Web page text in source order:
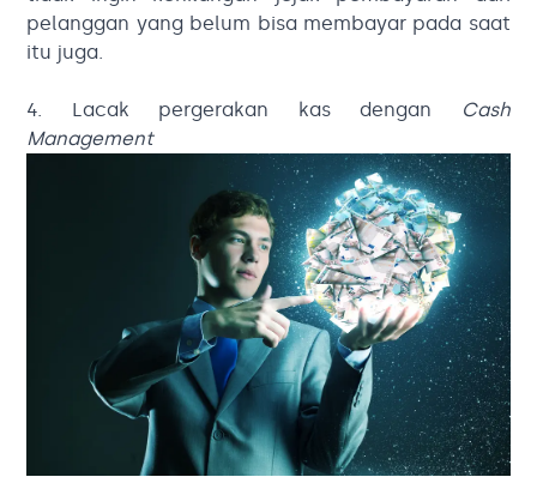
pelanggan yang belum bisa membayar pada saat
itu juga.
4. Lacak pergerakan kas dengan
Cash
Management